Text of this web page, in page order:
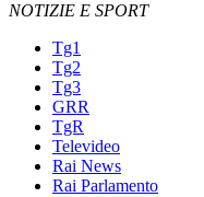
NOTIZIE E SPORT
Tg1
Tg2
Tg3
GRR
TgR
Televideo
Rai News
Rai Parlamento